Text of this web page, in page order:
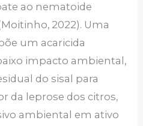
ao nematoide
2022). Uma
um acaricida
impacto ambiental,
do sisal para
da leprose dos citros,
ambiental em ativo